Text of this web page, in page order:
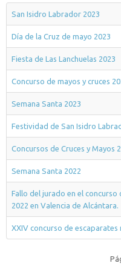
San Isidro Labrador 2023
Día de la Cruz de mayo 2023
Fiesta de Las Lanchuelas 2023
Concurso de mayos y cruces
Semana Santa 2023
Festividad de San Isidro
Concursos de Cruces y Mayos
Semana Santa 2022
Fallo del jurado en el concurso
2022 en Valencia de Alcántara.
XXIV concurso de escaparates